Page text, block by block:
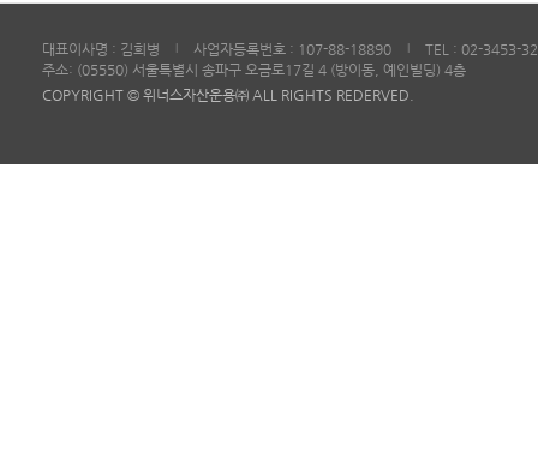
대표이사명 : 김희병 사업자등록번호 : 107-88-18890
TEL : 02-3453-
주소: (05550) 서울특별시 송파구 오금로17길 4 (방이동, 예인빌딩) 4층
COPYRIGHT © 위너스자산운용㈜ ALL RIGHTS REDERVED.